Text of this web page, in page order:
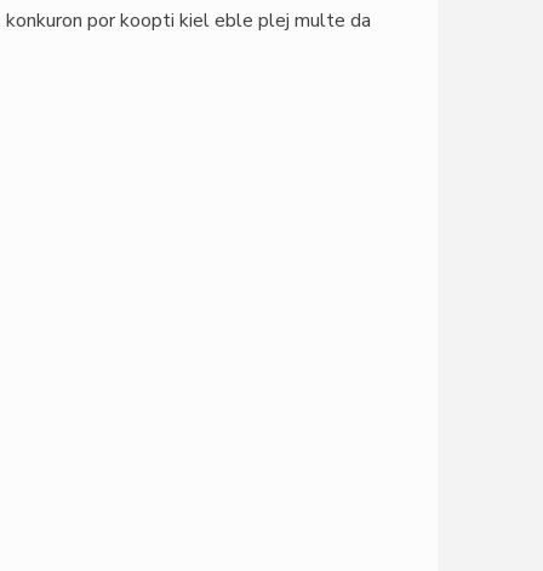
por koopti kiel eble plej multe da